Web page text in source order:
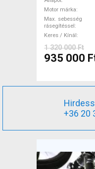
Országúti /
használt
Motor márka
Max. sebesség
rásegítéssel
Keres / Kínál
1 320 000 Ft
935 000
+36 20